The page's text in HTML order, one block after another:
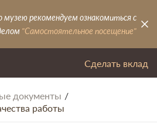
музею рекомендуем ознакомиться с
"Самостоятельное посещение"
Сделать вклад
документы
работы